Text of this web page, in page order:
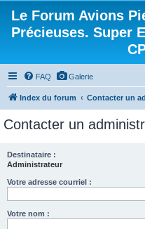
Le Forum Avions
Précieuses. Super
FAQ Galerie
Index du forum Contacter un
Contacter un
Destinataire :
Administrateur
Votre adresse courriel :
Votre nom :